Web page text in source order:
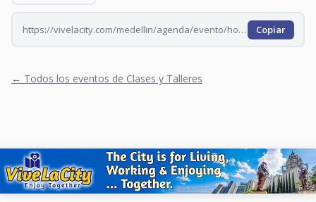
https://vivelacity.com/medellin/agenda/evento/hora-del-cuento-en-vizcaya-2026-06-18 Copiar
← Todos los eventos de Clases y Talleres